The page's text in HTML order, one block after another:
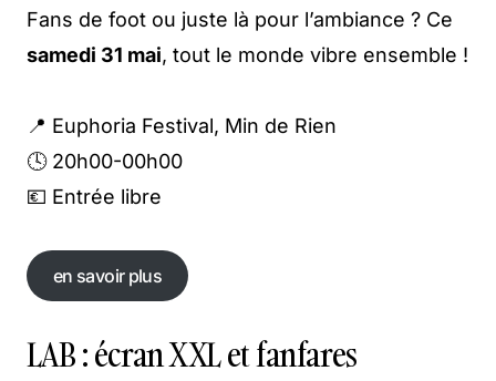
Fans de foot ou juste là pour l’ambiance ? Ce
samedi 31 mai, tout le monde vibre ensemble !
📍 Euphoria Festival, Min de Rien
🕓 20h00-00h00
💶 Entrée libre
en savoir plus
en savoir plus
LAB : écran XXL et fanfares